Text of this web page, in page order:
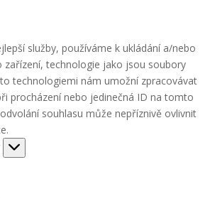
služby, používáme k ukládání a/nebo
technologie jako jsou soubory
technologiemi nám umožní zpracovávat
procházení nebo jedinečná ID na tomto
souhlasu může nepříznivě ovlivnit